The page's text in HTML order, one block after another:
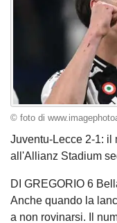
© foto di
Juventu-Lecce 2-1: il
all'Allianz Stadium
DI GREGORIO 6
Anche quando la
a non rovinarsi. Il